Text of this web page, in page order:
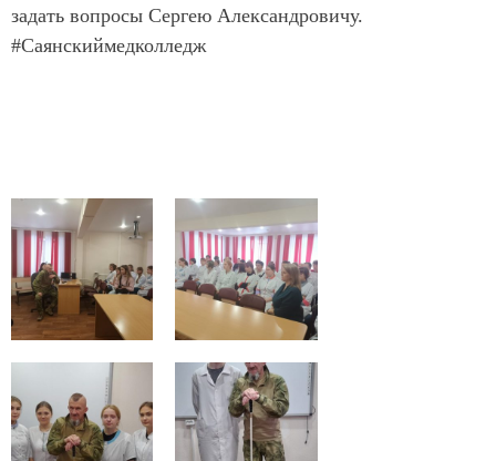
задать вопросы Сергею Александровичу.
#Саянскиймедколледж